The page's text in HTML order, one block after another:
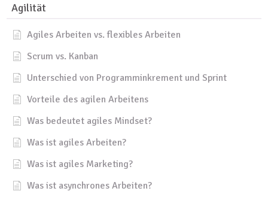
Agilität
Agiles Arbeiten vs. flexibles Arbeiten
Scrum vs. Kanban
Unterschied von Programminkrement und Sprint
Vorteile des agilen Arbeitens
Was bedeutet agiles Mindset?
Was ist agiles Arbeiten?
Was ist agiles Marketing?
Was ist asynchrones Arbeiten?